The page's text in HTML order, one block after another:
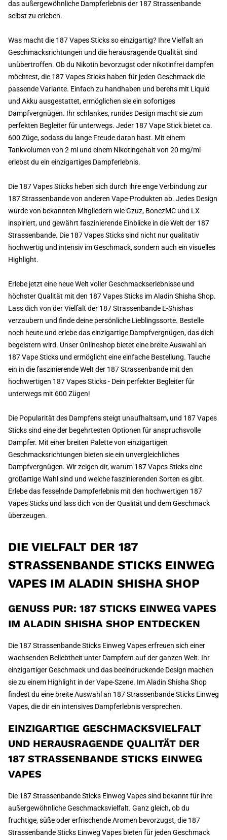
das außergewöhnliche Dampferlebnis der 187 Strassenbande
selbst zu erleben.
Was macht die 187 Vapes Sticks so einzigartig? Ihre Vielfalt an
Geschmacksrichtungen und die herausragende Qualität sind
unübertroffen. Ob du Nikotin bevorzugst oder nikotinfrei dampfen
möchtest, die 187 Vapes Sticks haben für jeden Geschmack die
passende Variante. Einfach zu handhaben und bereits mit Liquid
und Akku ausgestattet, ermöglichen sie ein sofortiges
Dampfvergnügen. Ihr schlankes, rundes Design macht sie zum
perfekten Begleiter für unterwegs. Jeder 187 Vape Stick bietet ca.
600 Züge, sodass du lange Freude daran hast. Mit einem
Tankvolumen von 2 ml und einem Nikotingehalt von 20 mg/ml
erlebst du ein einzigartiges Dampferlebnis.
Die 187 Vapes Sticks heben sich durch ihre enge Verbindung zur
187 Strassenbande von anderen Vape-Produkten ab. Jedes Design
wurde von bekannten Mitgliedern wie Gzuz, BonezMC und LX
inspiriert, und gewährt faszinierende Einblicke in die Welt der 187
Strassenbande. Die 187 Vapes Sticks sind nicht nur qualitativ
hochwertig und intensiv im Geschmack, sondern auch ein visuelles
Highlight.
Erlebe jetzt eine neue Welt voller Geschmackserlebnisse und
höchster Qualität mit den 187 Vapes Sticks im Aladin Shisha Shop.
Lass dich von der Vielfalt der 187 Strassenbande E-Shishas
verzaubern und finde deine persönliche Lieblingssorte. Bestelle
noch heute und erlebe das einzigartige Dampfvergnügen, das dich
begeistern wird. Unser Onlineshop bietet eine breite Auswahl an
187 Vape Sticks und ermöglicht eine einfache Bestellung. Tauche
ein in die faszinierende Welt der 187 Strassenbande mit den
hochwertigen 187 Vapes Sticks - Dein perfekter Begleiter für
unterwegs mit 600 Zügen!
Die Popularität des Dampfens steigt unaufhaltsam, und 187 Vapes
Sticks sind eine der begehrtesten Optionen für anspruchsvolle
Dampfer. Mit einer breiten Palette von einzigartigen
Geschmacksrichtungen bieten sie ein unvergleichliches
Dampfvergnügen. Wir zeigen dir, warum 187 Vapes Sticks eine
großartige Wahl sind und welche faszinierenden Sorten es gibt.
Erlebe das fesselnde Dampferlebnis mit den hochwertigen 187
Vapes Sticks und lass dich von der Qualität und dem Geschmack
überzeugen.
DIE VIELFALT DER 187
STRASSENBANDE STICKS EINWEG
VAPES IM ALADIN SHISHA SHOP
GENUSS PUR: 187 STICKS EINWEG VAPES
IM ALADIN SHISHA SHOP ENTDECKEN
Die 187 Strassenbande Sticks Einweg Vapes erfreuen sich einer
wachsenden Beliebtheit unter Dampfern auf der ganzen Welt. Ihr
einzigartiger Geschmack und das beeindruckende Design machen
sie zu einem Highlight in der Vape-Szene. Im Aladin Shisha Shop
findest du eine breite Auswahl an 187 Strassenbande Sticks Einweg
Vapes, die dir ein intensives Dampferlebnis versprechen.
EINZIGARTIGE GESCHMACKSVIELFALT
UND HERAUSRAGENDE QUALITÄT DER
187 STRASSENBANDE STICKS EINWEG
VAPES
Die 187 Strassenbande Sticks Einweg Vapes sind bekannt für ihre
außergewöhnliche Geschmacksvielfalt. Ganz gleich, ob du
fruchtige, süße oder erfrischende Aromen bevorzugst, die 187
Strassenbande Sticks Einweg Vapes bieten für jeden Geschmack